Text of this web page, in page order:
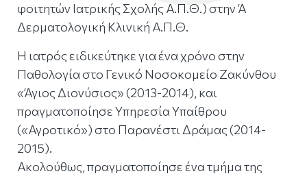
φοιτητών Ιατρικής Σχολής Α.Π.Θ.) στην Ά
Δερματολογική Κλινική Α.Π.Θ.
Η ιατρός ειδικεύτηκε για ένα χρόνο στην
Παθολογία στο Γενικό Νοσοκομείο Ζακύνθου
«Άγιος Διονύσιος» (2013-2014), και
πραγματοποίησε Υπηρεσία Υπαίθρου
(«Αγροτικό») στο Παρανέστι Δράμας (2014-
2015).
Ακολούθως, πραγματοποίησε ένα τμήμα της